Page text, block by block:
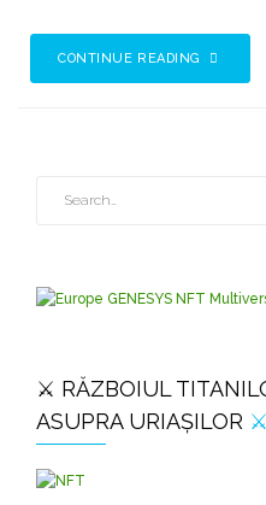
CONTINUE READING
⚔️ RĂZBOIUL
ASUPRA URIAȘILOR ⚔️